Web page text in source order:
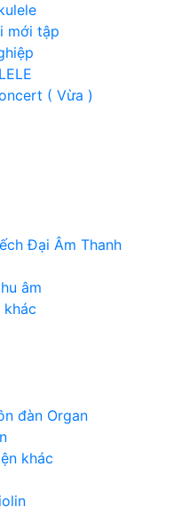
mới tập
( Vừa )
Đại Âm Thanh
âm
khác
đàn Organ
khác